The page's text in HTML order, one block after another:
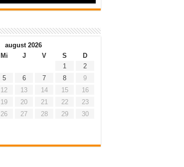
august 2026
Mi J V S
D
1
2
5 6 7 8
9
12 13 14 15
16
19 20 21 22
23
26 27 28 29
30